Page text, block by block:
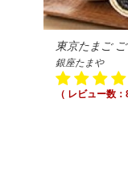
東京たまご
銀座たまや
（ レビュー数：